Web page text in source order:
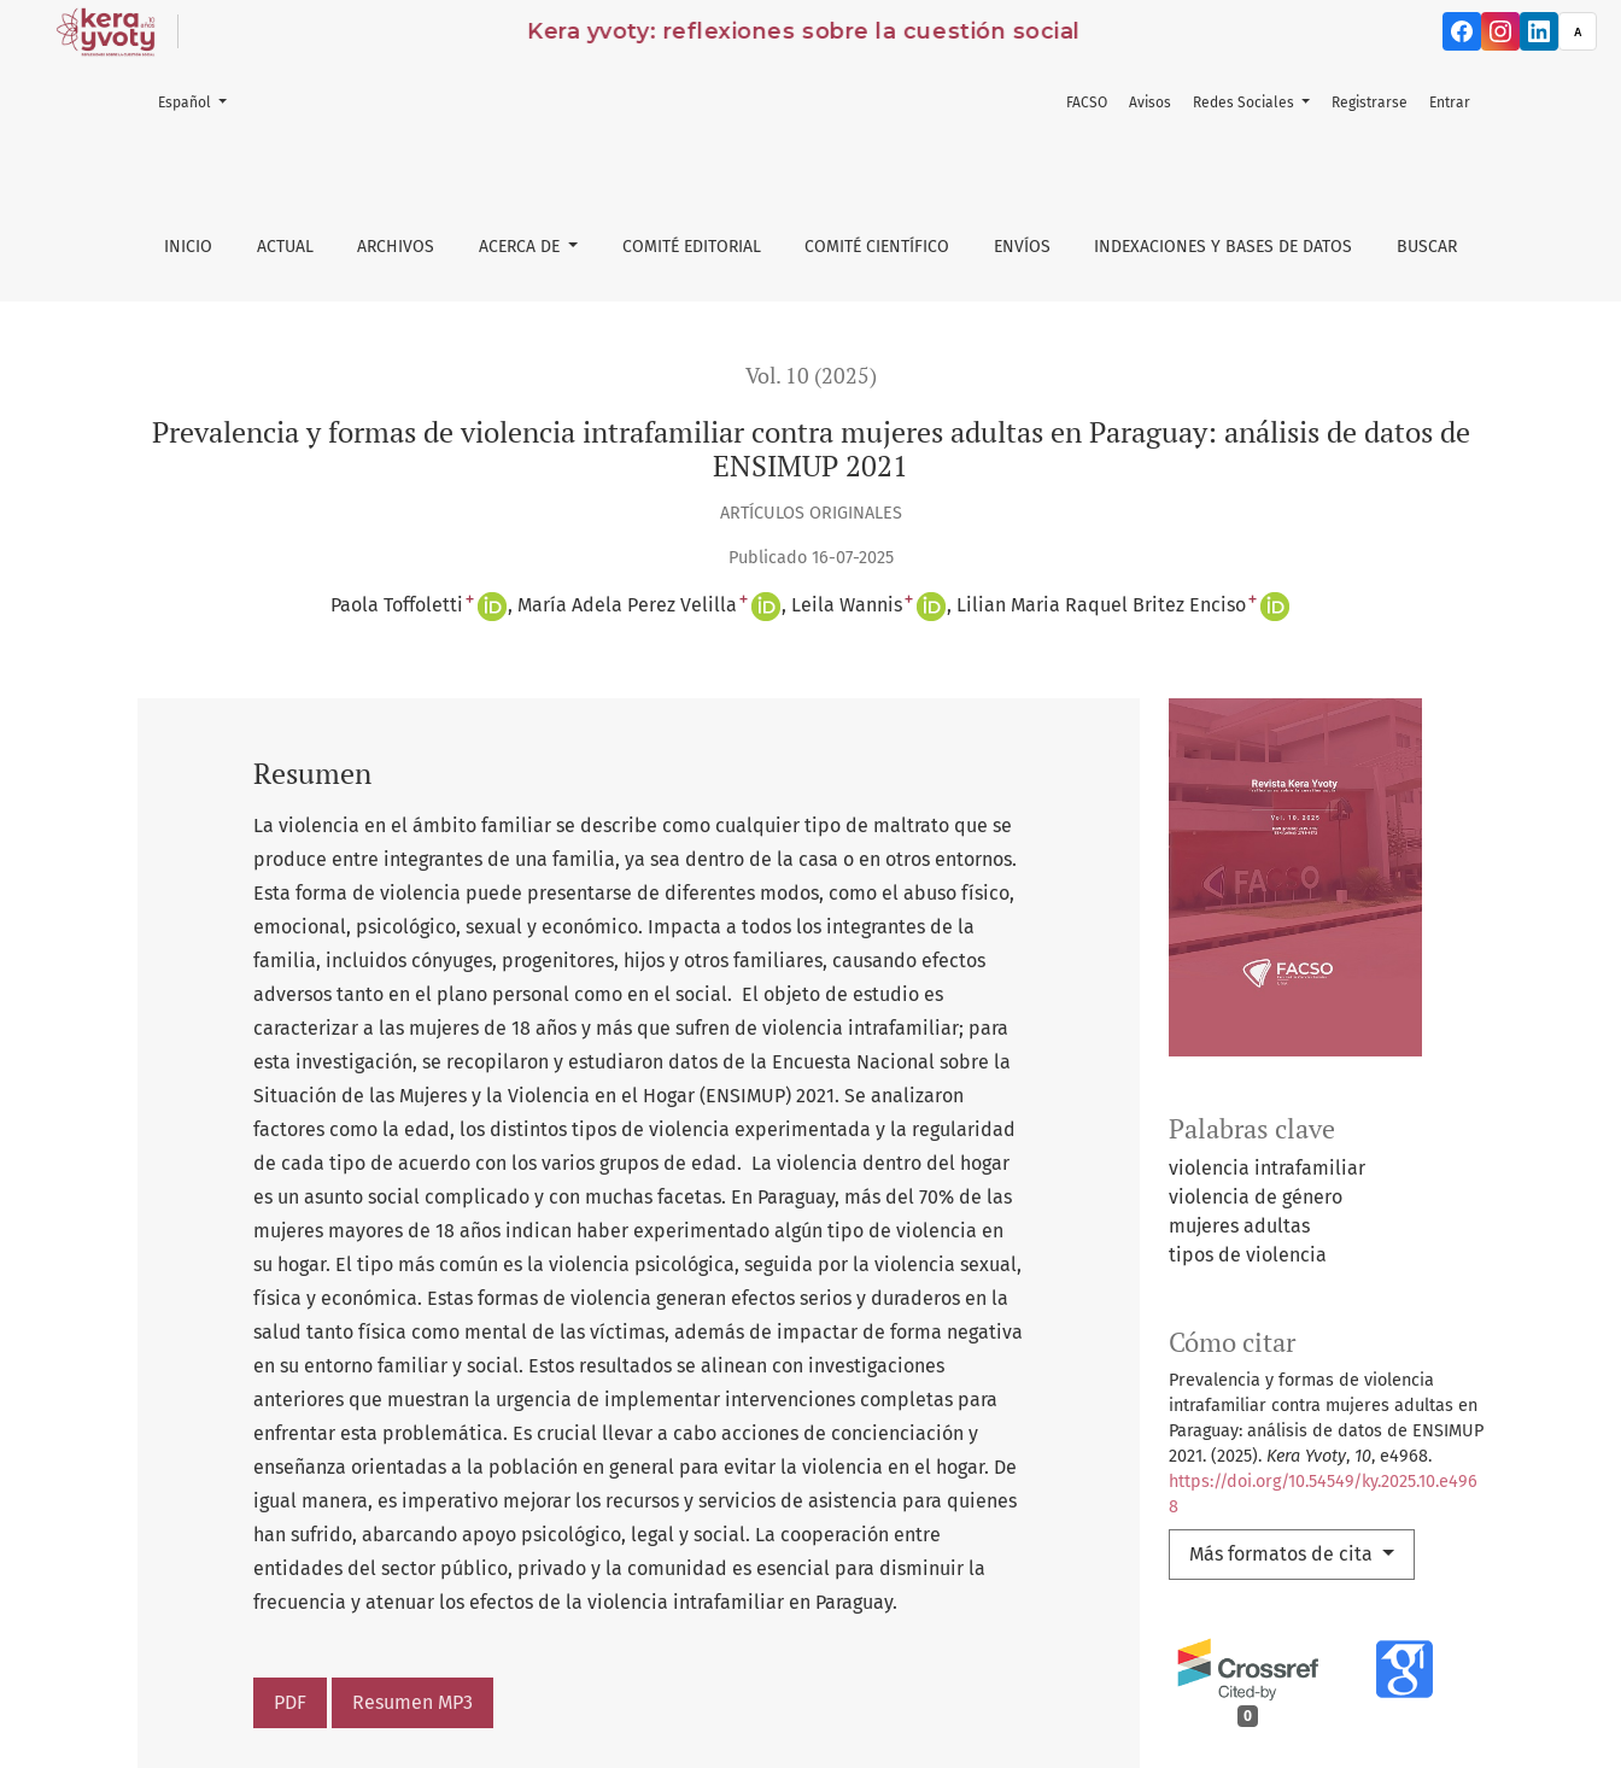
Kera yvoty: reflexiones sobre la cuestión social A
Prevalencia y formas de violencia intrafamiliar contra mujeres adultas en Paraguay: análisis de datos de ENSIMUP 2021
INICIO ACTUAL ARCHIVOS ACERCA DE COMITÉ EDITORIAL COMITÉ CIENTÍFICO ENVÍOS INDEXACIONES Y BASES DE DATOS BUSCAR
FACSO Avisos Redes Sociales Registrarse Entrar
Cambiar el idioma. El actual es:
Español
Vol. 10 (2025)
Prevalencia y formas de violencia intrafamiliar contra mujeres adultas en Paraguay: análisis de datos de
ENSIMUP 2021
ARTÍCULOS ORIGINALES
Publicado 16-07-2025
Paola Toffoletti + María Adela Perez Velilla + Leila Wannis+ Lilian Maria Raquel Britez Enciso+
Palabras clave
violencia intrafamiliar
violencia de género
mujeres adultas
tipos de violencia
Cómo citar
Prevalencia y formas de violencia
intrafamiliar contra mujeres adultas en
Paraguay: análisis de datos de ENSIMUP
2021. (2025). Kera Yvoty, 10, e4968.
https://doi.org/10.54549/ky.2025.10.e496
8
Más formatos de cita
0
Resumen
La violencia en el ámbito familiar se describe como cualquier tipo de maltrato que se
produce entre integrantes de una familia, ya sea dentro de la casa o en otros entornos.
Esta forma de violencia puede presentarse de diferentes modos, como el abuso físico,
emocional, psicológico, sexual y económico. Impacta a todos los integrantes de la
familia, incluidos cónyuges, progenitores, hijos y otros familiares, causando efectos
adversos tanto en el plano personal como en el social. El objeto de estudio es
caracterizar a las mujeres de 18 años y más que sufren de violencia intrafamiliar; para
esta investigación, se recopilaron y estudiaron datos de la Encuesta Nacional sobre la
Situación de las Mujeres y la Violencia en el Hogar (ENSIMUP) 2021. Se analizaron
factores como la edad, los distintos tipos de violencia experimentada y la regularidad
de cada tipo de acuerdo con los varios grupos de edad. La violencia dentro del hogar
es un asunto social complicado y con muchas facetas. En Paraguay, más del 70% de las
mujeres mayores de 18 años indican haber experimentado algún tipo de violencia en
su hogar. El tipo más común es la violencia psicológica, seguida por la violencia sexual,
física y económica. Estas formas de violencia generan efectos serios y duraderos en la
salud tanto física como mental de las víctimas, además de impactar de forma negativa
en su entorno familiar y social. Estos resultados se alinean con investigaciones
anteriores que muestran la urgencia de implementar intervenciones completas para
enfrentar esta problemática. Es crucial llevar a cabo acciones de concienciación y
enseñanza orientadas a la población en general para evitar la violencia en el hogar. De
igual manera, es imperativo mejorar los recursos y servicios de asistencia para quienes
han sufrido, abarcando apoyo psicológico, legal y social. La cooperación entre
entidades del sector público, privado y la comunidad es esencial para disminuir la
frecuencia y atenuar los efectos de la violencia intrafamiliar en Paraguay.
PDF Resumen MP3